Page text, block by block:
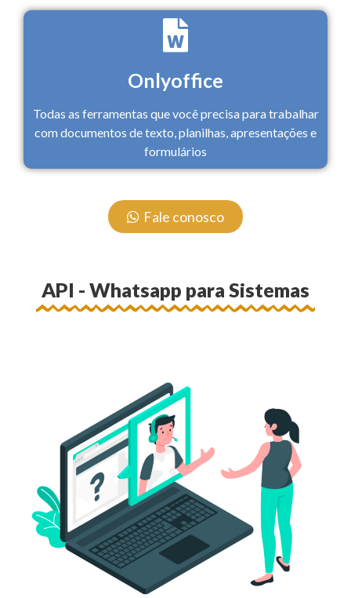
Onlyoffice
Todas as ferramentas que você precisa para trabalhar
com documentos de texto, planilhas, apresentações e
formulários
Fale conosco
API - Whatsapp para Sistemas